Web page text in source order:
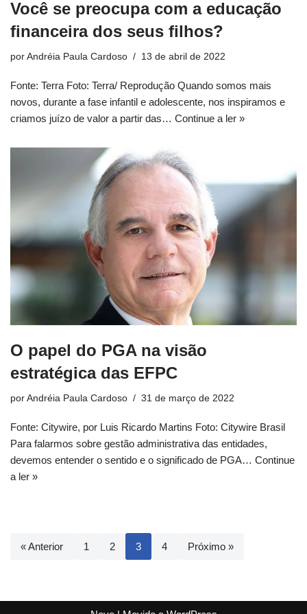
Você se preocupa com a educação
financeira dos seus filhos?
por Andréia Paula Cardoso 13 de abril de 2022
Fonte: Terra Foto: Terra/ Reprodução Quando somos mais
novos, durante a fase infantil e adolescente, nos inspiramos e
criamos juízo de valor a partir das… Continue a ler »
O papel do PGA na visão
estratégica das EFPC
por Andréia Paula Cardoso 31 de março de 2022
Fonte: Citywire, por Luis Ricardo Martins Foto: Citywire Brasil
Para falarmos sobre gestão administrativa das entidades,
devemos entender o sentido e o significado de PGA… Continue
a ler »
« Anterior 1 2 3 4 Próximo »